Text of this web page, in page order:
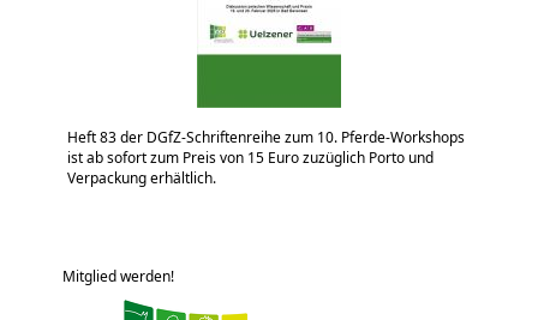
Heft 83 der DGfZ-Schriftenreihe zum 10. Pferde-Workshops
ist ab sofort zum Preis von 15 Euro zuzüglich Porto und
Verpackung erhältlich.
Mitglied werden!